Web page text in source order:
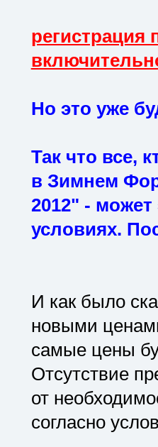
регистрация
Но это уже
Так что все,
в Зимнем
2012" -
условиях.
И как было
новыми
самые цены
Отсутствие
от
согласно